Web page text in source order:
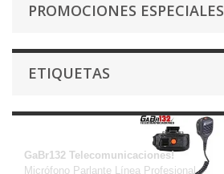
PROMOCIONES ESPECIALES
ETIQUETAS
MICRÓFONOS
GaBr132 Telecomunicaciones!
Micrófono Parlante Línea Profesional